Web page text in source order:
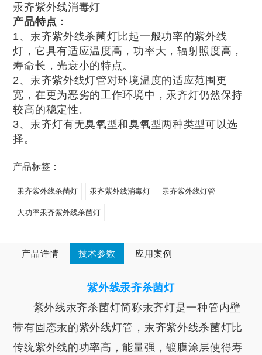
汞齐紫外线消毒灯
产品特点 ：
1、汞齐紫外线杀菌灯比起一般功率的紫外线
灯，它具有适应温度高，功率大，辐射照度高，
寿命长，光衰小的特点。
2、汞齐紫外线灯管对环境温度的适应范围更
宽，在更为恶劣的工作环境中，汞齐灯仍然保持
较高的稳定性。
3、汞齐灯有无臭氧型和臭氧型两种类型可以选
择。
产品标签：
汞齐紫外线杀菌灯 汞齐紫外线消毒灯 汞齐紫外线灯管
大功率汞齐紫外线杀菌灯
产品详情 技术参数 应用案例
紫外线汞齐杀菌灯
紫外线汞齐杀菌灯简称汞齐灯是一种管内壁
带有固态汞的紫外线灯管，汞齐紫外线杀菌灯比
传统紫外线的功率高，能量强，镀膜涂层使得寿